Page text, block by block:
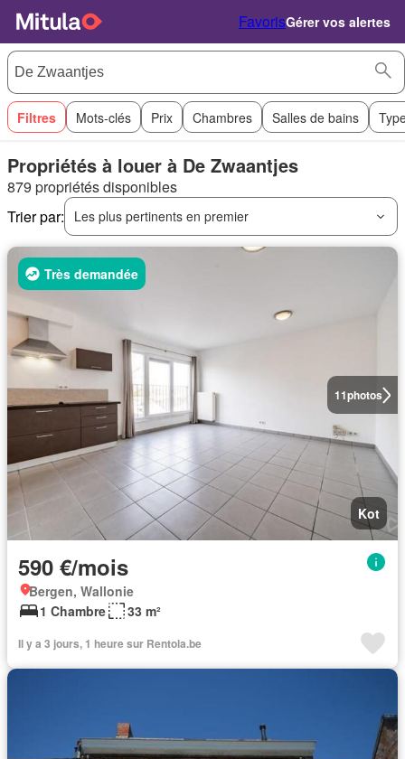
FavorisGérer vos alertes
Filtres Mots-clés Prix Chambres Salles de bains
Propriétés à louer à De Zwaantjes
879 propriétés disponibles
Trier par:
Les plus pertinents en premier
11photos
Très demandée
Kot
590 €/mois
Bergen, Wallonie
1 Chambre
33 m²
Il y a 3 jours, 1 heure sur Rentola.be